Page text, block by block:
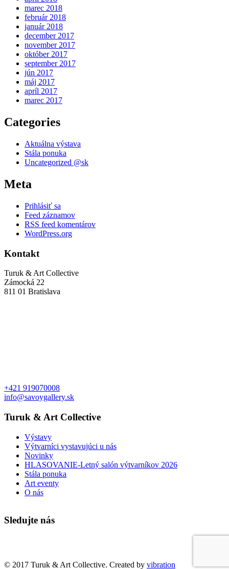
marec 2018
február 2018
január 2018
december 2017
november 2017
október 2017
september 2017
jún 2017
máj 2017
apríl 2017
marec 2017
Categories
Aktuálna výstava
Stála ponuka
Uncategorized @sk
Meta
Prihlásiť sa
Feed záznamov
RSS feed komentárov
WordPress.org
Kontakt
Turuk & Art Collective
Zámocká 22
811 01 Bratislava
+421 919070008
info@savoygallery.sk
Turuk & Art Collective
Výstavy
Výtvarníci vystavujúci u nás
Novinky
HLASOVANIE-Letný salón výtvarníkov 2026
Stála ponuka
Art eventy
O nás
Sledujte nás
© 2017 Turuk & Art Collective. Created by vibration